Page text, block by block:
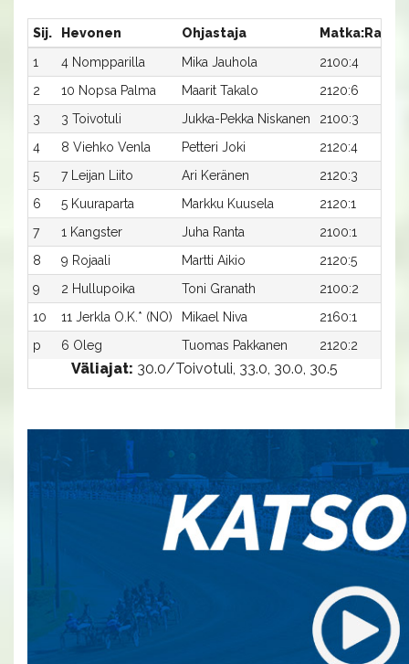
Sij. Hevonen Ohjastaja Matka:Rata
1
4 Nompparilla Mika Jauhola 2100:4
2
10 Nopsa Palma Maarit Takalo 2120:6
3
3 Toivotuli Jukka-Pekka Niskanen 2100:3
4
8 Viehko Venla Petteri Joki 2120:4
5
7 Leijan Liito Ari Keränen 2120:3
6
5 Kuuraparta Markku Kuusela 2120:1
7
1 Kangster Juha Ranta 2100:1
8
9 Rojaali Martti Aikio 2120:5
9
2 Hullupoika Toni Granath 2100:2
10
11 Jerkla O.K.* (NO) Mikael Niva 2160:1
p
6 Oleg Tuomas Pakkanen 2120:2
Väliajat: 30.0/Toivotuli, 33.0, 30.0, 30.5